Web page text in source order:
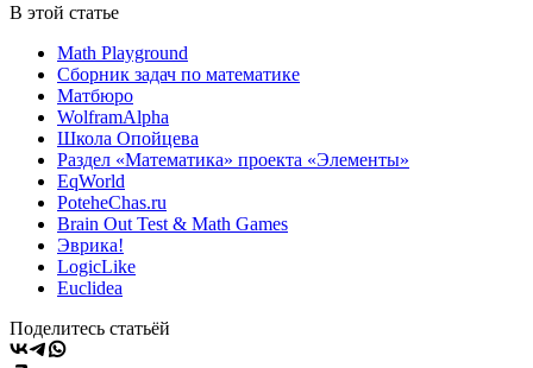
В этой статье
Math Playground
Сборник задач по математике
Матбюро
WolframAlpha
Школа Опойцева
Раздел «Математика» проекта «Элементы»
EqWorld
PoteheChas.ru
Brain Out Test & Math Games
Эврика!
LogicLike
Euclidea
Поделитесь статьёй